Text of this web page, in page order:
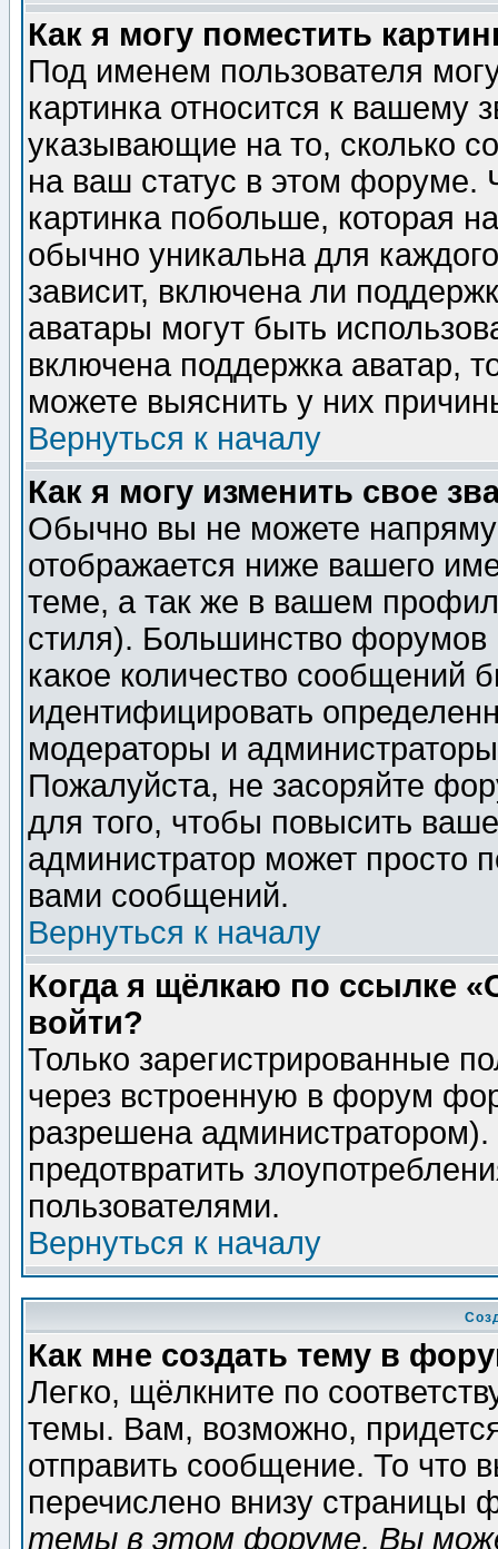
Как я могу поместить
Под именем пользователя
картинка относится к вашему
указывающие на то, сколько
на ваш статус в этом форуме.
картинка побольше, которая
обычно уникальна для
зависит, включена ли
аватары могут быть
включена поддержка аватар,
можете выяснить у них
Вернуться к началу
Как я могу изменить свое
Обычно вы не можете
отображается ниже вашего
теме, а так же в вашем
стиля). Большинство форумов
какое количество сообщений
идентифицировать
модераторы и
Пожалуйста, не засоряйте
для того, чтобы повысить
администратор может просто
вами сообщений.
Вернуться к началу
Когда я щёлкаю по ссылке
войти?
Только зарегистрированные
через встроенную в форум
разрешена
предотвратить
пользователями.
Вернуться к началу
Как мне создать тему в
Легко, щёлкните по
темы. Вам, возможно,
отправить сообщение. То что
перечислено внизу страницы
темы в этом форуме, Вы